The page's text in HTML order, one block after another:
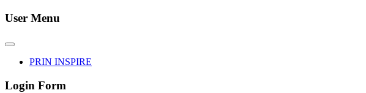
User Menu
PRIN INSPIRE
Login Form